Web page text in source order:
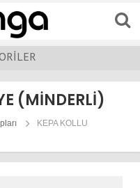
(MİNDERLİ)
KEPA KOLLU